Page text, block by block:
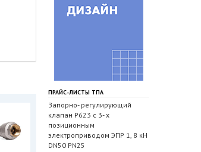
ПРАЙС-ЛИСТЫ ТПА
Запорно- регулирующий
клапан Р623 с 3- х
позиционным
электроприводом ЭПР 1, 8 кН
DN50 PN25